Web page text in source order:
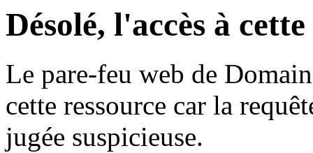
Désolé, l'accès à
Le pare-feu web de
cette ressource car la
jugée suspicieuse.